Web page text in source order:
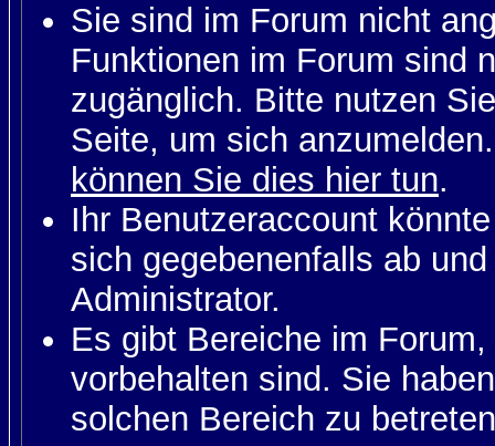
Sie sind im Forum nicht
Funktionen im Forum sind
zugänglich. Bitte nutzen
Seite, um sich
können Sie dies hier tun.
Ihr Benutzeraccount
sich gegebenenfalls ab
Administrator.
Es gibt Bereiche im
vorbehalten sind. Sie
solchen Bereich zu